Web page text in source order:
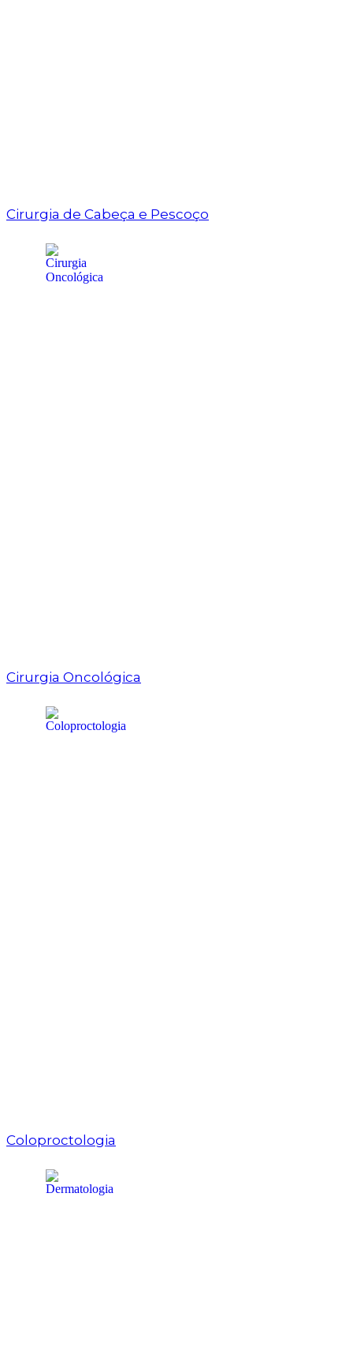
Cirurgia de Cabeça e Pescoço
Cirurgia Oncológica
Coloproctologia